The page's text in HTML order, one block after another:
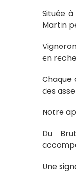
Située
Martin
en
Chaque
des
Notre
Du
Une